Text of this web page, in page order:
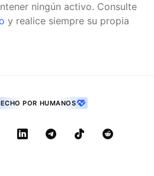
ningún activo. Consulte
y realice siempre su propia
POR HUMANOS